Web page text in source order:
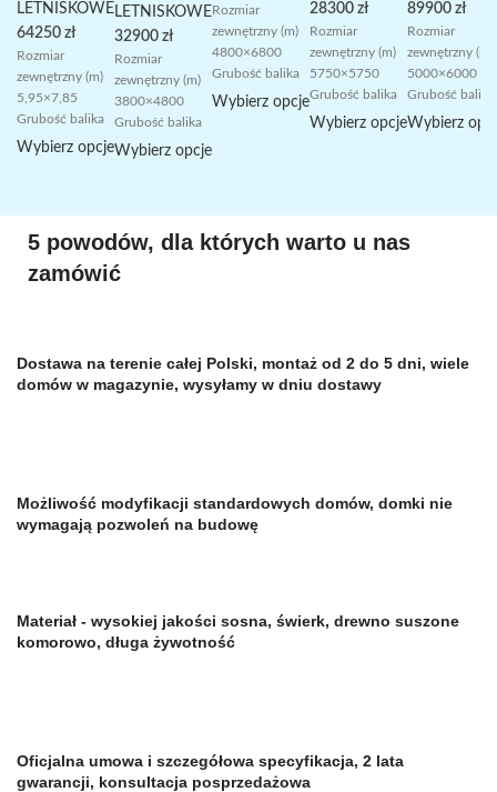
LETNISKOWE
64250 zł
Rozmiar
zewnętrzny (m)
5,95×7,85
Grubość balika
(mm) 44mm
domku
użytkowa (m2)
Wybierz opcje
LETNISKOWE
32900 zł
Rozmiar
zewnętrzny (m)
3800×4800
Grubość balika
(mm) 44mm
domku
użytkowa (m2)
Wybierz opcje
Rozmiar
zewnętrzny (m)
4800×6800
Grubość balika
(mm) 44mm
53.7+taras
Wybierz opcje
28300 zł
Rozmiar
zewnętrzny (m)
5750×5750
Grubość balika
(mm) 44mm
użytkowa (m2)
Wybierz opcje
89900 zł
Rozmiar
zewnętrzny (m)
5000×6000
Grubość balika
(mm) 70mm
39,6
Wybierz
5 powodów, dla których warto u nas
zamówić
Dostawa na terenie całej Polski, montaż od 2 do 5 dni, wiele
domów w magazynie, wysyłamy w dniu dostawy
Możliwość modyfikacji standardowych domów, domki nie
wymagają pozwoleń na budowę
Materiał - wysokiej jakości sosna, świerk, drewno suszone
komorowo, długa żywotność
Oficjalna umowa i szczegółowa specyfikacja, 2 lata
gwarancji, konsultacja posprzedażowa